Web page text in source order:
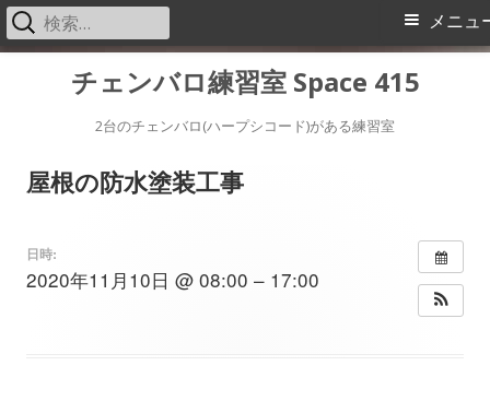
チェンバロ練習室 Space 415
2台のチェンバロ(ハープシコード)がある練習室
メ
メニュ
検
索:
屋根の防水塗装工事
日時:
2020年11月10日 @ 08:00 – 17:00